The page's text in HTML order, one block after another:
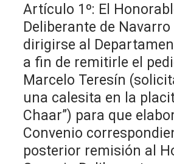
Artículo 1º: El
Deliberante de Navarro
dirigirse al
a fin de remitirle el
Marcelo Teresín
una calesita en la
Chaar”) para que
Convenio
posterior remisión al